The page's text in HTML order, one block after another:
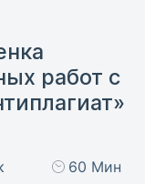
работ с
60 Мин